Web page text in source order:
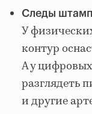
Следы
У
контур
А у
разглядеть
и другие